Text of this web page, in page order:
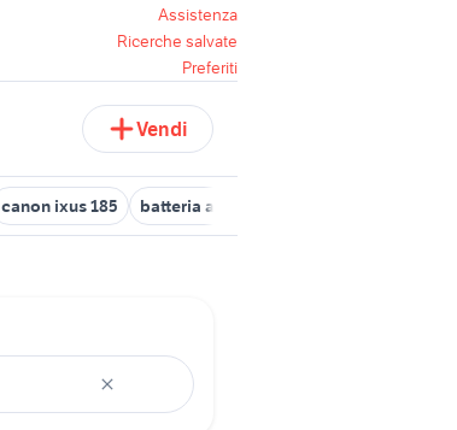
Assistenza
Ricerche salvate
Preferiti
Vendi
canon ixus 185 batteria acustica professionale